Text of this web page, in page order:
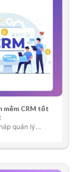
mềm CRM tốt
quản lý...